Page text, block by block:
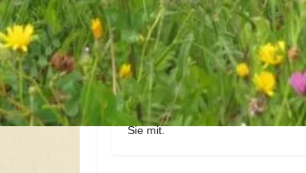
Seit 2014 versuche ich meine
Erwachsenen durch meineNatur-
macht Spaß aus Kräuter - für
herzustellen. Gerne teile ich mein
Ihnen.
Besuchen Sie meine Homepage -
Sie mit.